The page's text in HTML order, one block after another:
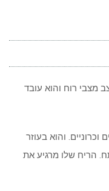
מצבי רוח והוא עובד
והוא בעוזר
הריח שלו מרגיע את